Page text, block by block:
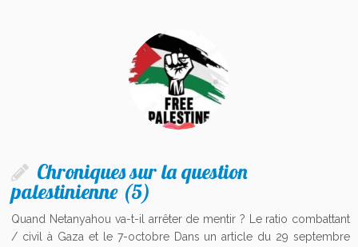
Chroniques sur la question
palestinienne (5)
Quand Netanyahou va-t-il arrêter de mentir ? Le ratio combattant
/ civil à Gaza et le 7-octobre Dans un article du 29 septembre